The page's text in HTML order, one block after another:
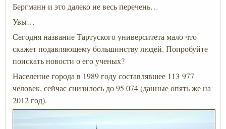
Бергманн и это далеко не весь перечень…
Увы…
Сегодня название Тартуского университета мало что
скажет подавляющему большинству людей. Попробуйте
поискать новости о его ученых?
Население города в 1989 году составлявшее 113 977
человек, сейчас снизилось до 95 074 (данные опять же на
2012 год).